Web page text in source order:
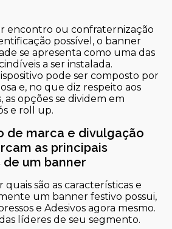
encontro ou confraternização
possível, o banner
se apresenta como uma das
a ser instalada.
pode ser composto por
e, no que diz respeito aos
as opções se dividem em
e roll up.
de marca e divulgação
as principais
um banner
são as características e
um banner festivo possui,
e Adesivos agora mesmo.
líderes de seu segmento.